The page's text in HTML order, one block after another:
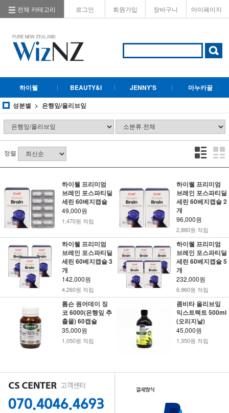
전체 카테고리 로그인 회원가입 장바구니 마이페이지
하이웰 BEAUTY&I JENNY'S
마누카꿀
성분별
은행잎/올리브잎
정렬
하이웰 프리미엄
브레인 포스파티딜
세린 60베지캡슐
49,000원
1,470원 적립
하이웰 프리미엄
브레인 포스파티딜
세린 60베지캡슐 2
개
96,000원
2,880원 적립
하이웰 프리미엄
브레인 포스파티딜
세린 60베지캡슐 3
개
142,000원
4,260원 적립
하이웰 프리미엄
브레인 포스파티딜
세린 60베지캡슐 5
개
232,000원
6,960원 적립
톰슨 원어데이 징
코 6000(은행잎 추
출물) 60캡슐
35,000원
1,050원 적립
콤비타 올리브잎
익스트랙트 500ml
(오리지날)
45,000원
1,350원 적립